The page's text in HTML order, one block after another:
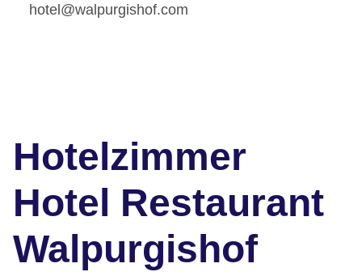
hotel@walpurgishof.com
Hotelzimmer
Hotel Restaurant
Walpurgishof